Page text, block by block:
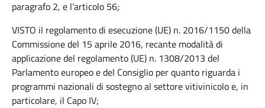
paragrafo 2, e l’articolo 56;
VISTO il regolamento di esecuzione (UE) n. 2016/1150 della
Commissione del 15 aprile 2016, recante modalità di
applicazione del regolamento (UE) n. 1308/2013 del
Parlamento europeo e del Consiglio per quanto riguarda i
programmi nazionali di sostegno al settore vitivinicolo e, in
particolare, il Capo IV;